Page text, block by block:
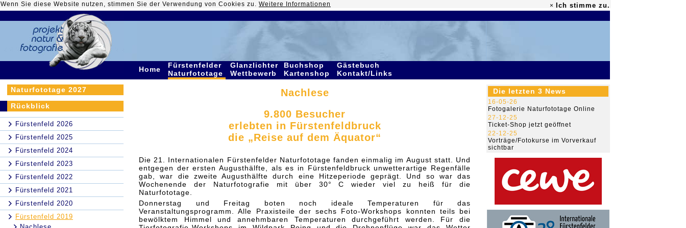
Wenn Sie diese Website nutzen, stimmen Sie der Verwendung von Cookies zu. Weitere Informationen × Ich stimme zu.
Home
Fürstenfelder
Naturfototage
Glanzlichter
Wettbewerb
Buchshop
Kartenshop
Gästebuch
Kontakt/Links
Naturfototage 2027
Rückblick
Fürstenfeld 2026
Fürstenfeld 2025
Fürstenfeld 2024
Fürstenfeld 2023
Fürstenfeld 2022
Fürstenfeld 2021
Fürstenfeld 2020
Fürstenfeld 2019
Nachlese
9.800 Besucher
erlebten in Fürstenfeldbruck
die „Reise auf dem Äquator“
Die 21. Internationalen Fürstenfelder Naturfototage fanden einmalig im August statt. Und
entgegen der ersten Augusthälfte, als es in Fürstenfeldbruck unwetterartige Regenfälle
gab, war die zweite Augusthälfte durch eine Hitzeperiode geprägt. Und so war das
Wochenende der Naturfotografie mit über 30° C wieder viel zu heiß für die
Naturfototage.
Donnerstag und Freitag boten noch ideale Temperaturen für das
Veranstaltungsprogramm. Alle Praxisteile der sechs Foto-Workshops konnten teils bei
bewölktem Himmel und annehmbaren Temperaturen durchgeführt werden. Für die
Die letzten 3 News
16-05-26
Fotogalerie Naturfototage Online
27-12-25
Ticket-Shop jetzt geöffnet
22-12-25
Vorträge/Fotokurse im Vorverkauf
sichtbar